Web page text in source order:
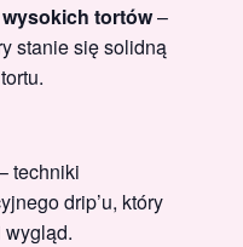
tortów–
stanie się solidną
techniki
drip’u, który
wygląd.